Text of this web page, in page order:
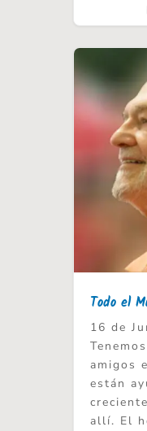
Todo el
16 de
amigos
están
allí. El